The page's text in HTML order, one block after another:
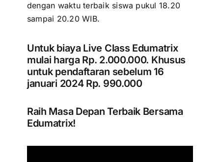
dengan waktu terbaik siswa pukul 18.20
sampai 20.20 WIB.
Untuk biaya Live Class Edumatrix
mulai harga Rp. 2.000.000. Khusus
untuk pendaftaran sebelum 16
januari 2024 Rp. 990.000
Raih Masa Depan Terbaik Bersama
Edumatrix!